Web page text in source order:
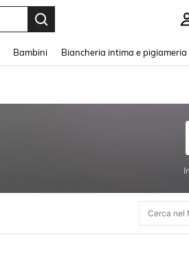
Bambini Biancheria intima e pigiameria